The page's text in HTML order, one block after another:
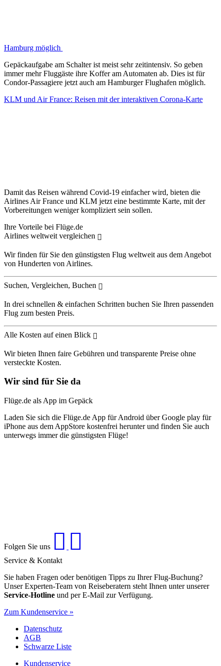
Hamburg möglich
Gepäckaufgabe am Schalter ist meist sehr zeitintensiv. So geben
immer mehr Fluggäste ihre Koffer am Automaten ab. Dies ist für
Condor-Passagiere jetzt auch am Hamburger Flughafen möglich.
KLM und Air France: Reisen mit der interaktiven Corona-Karte
Damit das Reisen während Covid-19 einfacher wird, bieten die
Airlines Air France und KLM jetzt eine bestimmte Karte, mit der
Vorbereitungen weniger kompliziert sein sollen.
Ihre Vorteile bei Flüge.de
Airlines weltweit vergleichen
Wir finden für Sie den günstigsten Flug weltweit aus dem Angebot
von Hunderten von Airlines.
Suchen, Vergleichen, Buchen
In drei schnellen & einfachen Schritten buchen Sie Ihren passenden
Flug zum besten Preis.
Alle Kosten auf einen Blick
Wir bieten Ihnen faire Gebühren und transparente Preise ohne
versteckte Kosten.
Wir sind für Sie da
Flüge.de als App im Gepäck
Laden Sie sich die Flüge.de App für Android über Google play für
iPhone aus dem AppStore kostenfrei herunter und finden Sie auch
unterwegs immer die günstigsten Flüge!
Folgen Sie uns
Service & Kontakt
Sie haben Fragen oder benötigen Tipps zu Ihrer Flug-Buchung?
Unser Experten-Team von Reiseberatern steht Ihnen unter unserer
Service-Hotline und per E-Mail zur Verfügung.
Zum Kundenservice »
Datenschutz
AGB
Schwarze Liste
Kundenservice